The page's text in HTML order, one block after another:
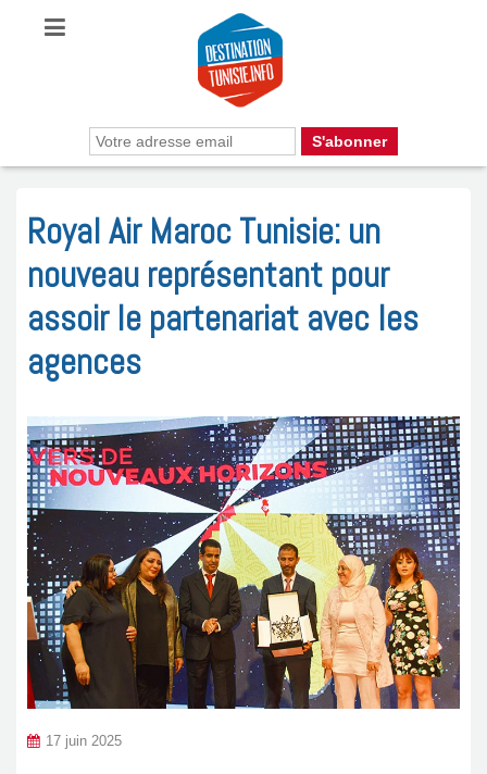
Royal Air Maroc Tunisie: un
nouveau représentant pour
assoir le partenariat avec les
agences
17 juin 2025